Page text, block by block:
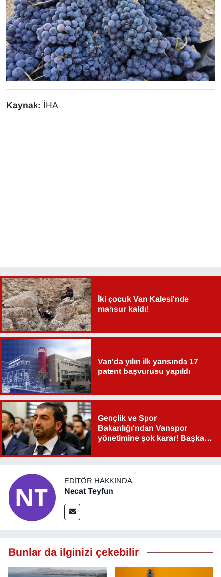
Kaynak: İHA
İki çocuk Van Kalesi'nde
mahsur kaldı!
Van'da yılın ilk yarısında 17
patent başvurusu yapıldı
Gençlik ve Spor
Bakanlığı'ndan Vanspor
yönetimine şok karar! Başkan
EDITÖR HAKKINDA
Necat Teyfun
Bunlar da ilginizi çekebilir